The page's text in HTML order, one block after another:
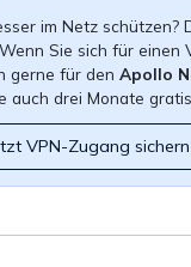
im Netz schützen?
Sie sich für einen
gerne für den Apollo
auch drei Monate
VPN-Zugang sichern